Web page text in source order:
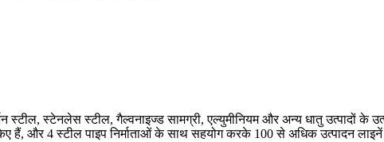
स्टील, स्टेनलेस स्टील, गैल्वनाइज्ड सामग्री, एल्युमीनियम और अन्य धातु उत्पादों
और 4 स्टील पाइप निर्माताओं के साथ सहयोग करके 100 से अधिक उत्पादन लाइनें